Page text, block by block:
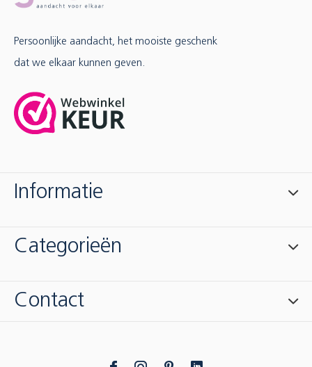
Persoonlijke aandacht, het mooiste geschenk
dat we elkaar kunnen geven.
Informatie
Categorieën
Contact